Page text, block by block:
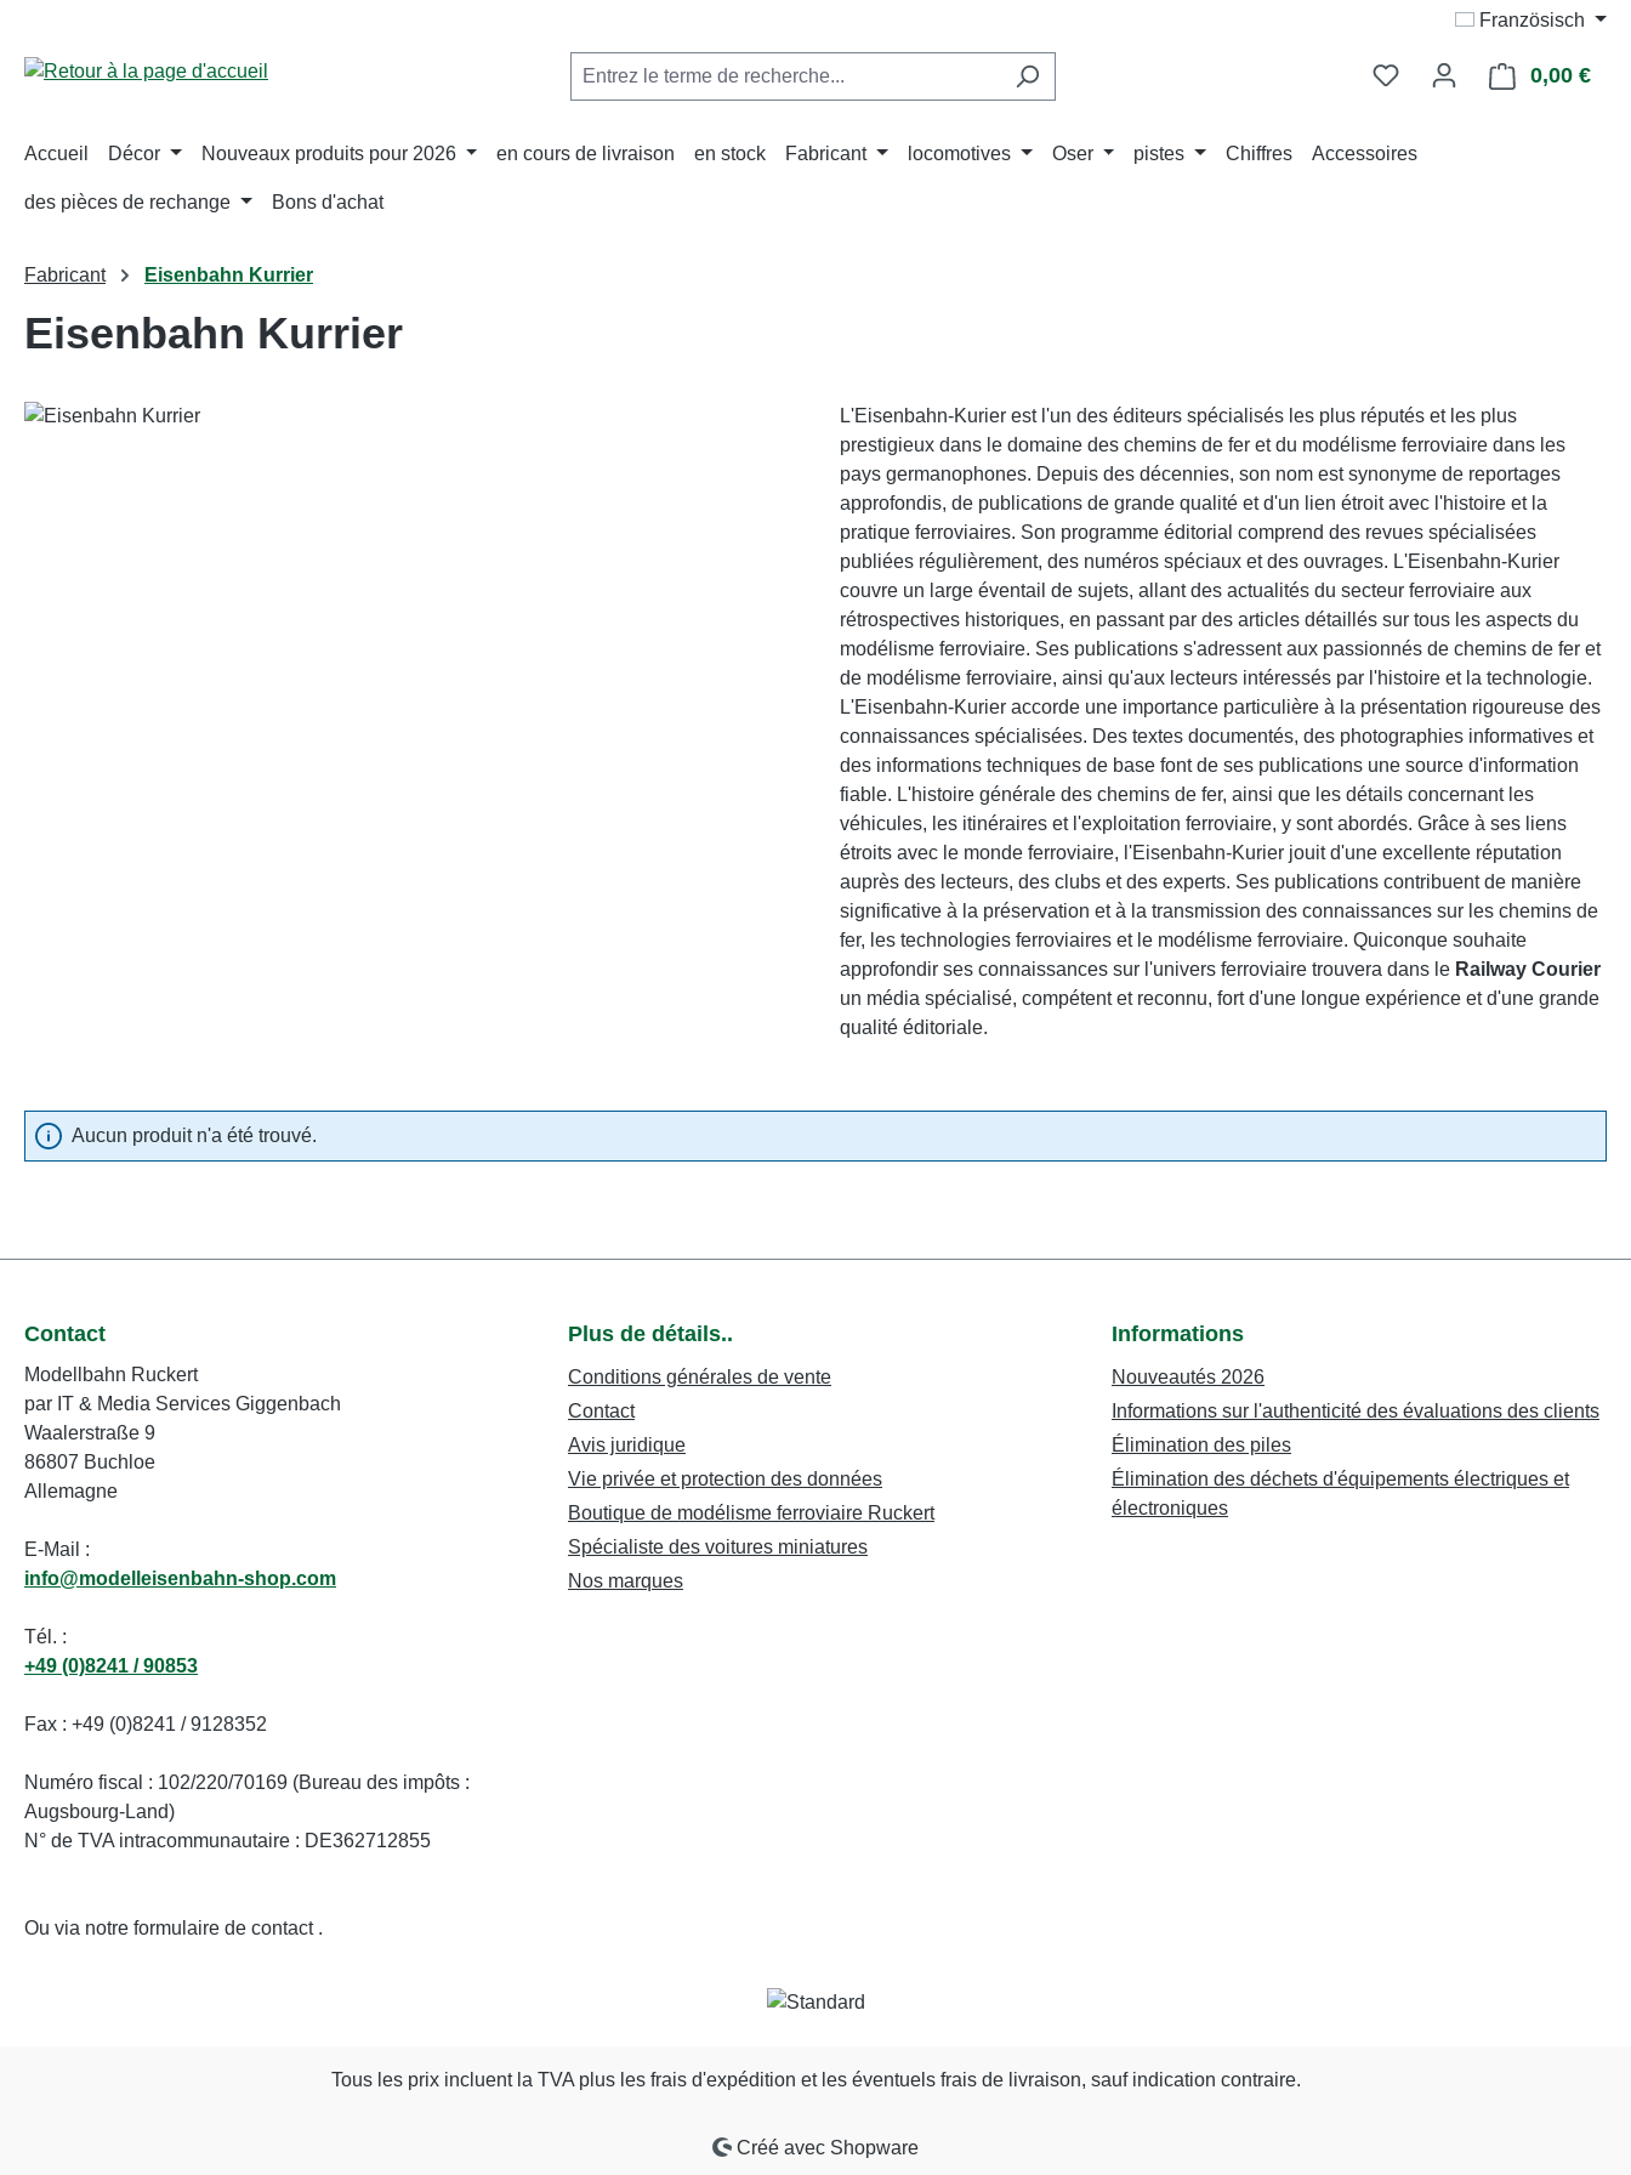
Französisch
0,00 €Le
Accueil Décor Nouveaux produits pour 2026 en cours de livraison en stock Fabricant locomotives Oser pistes Chiffres Accessoires
des pièces de rechange Bons d'achat
Fabricant Eisenbahn Kurrier
Eisenbahn Kurrier
L'Eisenbahn-Kurier est l'un des éditeurs spécialisés les plus réputés et les plus
prestigieux dans le domaine des chemins de fer et du modélisme ferroviaire dans les
pays germanophones. Depuis des décennies, son nom est synonyme de reportages
approfondis, de publications de grande qualité et d'un lien étroit avec l'histoire et la
pratique ferroviaires. Son programme éditorial comprend des revues spécialisées
publiées régulièrement, des numéros spéciaux et des ouvrages. L'Eisenbahn-Kurier
couvre un large éventail de sujets, allant des actualités du secteur ferroviaire aux
rétrospectives historiques, en passant par des articles détaillés sur tous les aspects du
modélisme ferroviaire. Ses publications s'adressent aux passionnés de chemins de fer et
de modélisme ferroviaire, ainsi qu'aux lecteurs intéressés par l'histoire et la technologie.
L'Eisenbahn-Kurier accorde une importance particulière à la présentation rigoureuse des
connaissances spécialisées. Des textes documentés, des photographies informatives et
des informations techniques de base font de ses publications une source d'information
fiable. L'histoire générale des chemins de fer, ainsi que les détails concernant les
véhicules, les itinéraires et l'exploitation ferroviaire, y sont abordés. Grâce à ses liens
étroits avec le monde ferroviaire, l'Eisenbahn-Kurier jouit d'une excellente réputation
auprès des lecteurs, des clubs et des experts. Ses publications contribuent de manière
significative à la préservation et à la transmission des connaissances sur les chemins de
fer, les technologies ferroviaires et le modélisme ferroviaire. Quiconque souhaite
approfondir ses connaissances sur l'univers ferroviaire trouvera dans le Railway Courier
un média spécialisé, compétent et reconnu, fort d'une longue expérience et d'une grande
qualité éditoriale.
Aucun produit n'a été trouvé.
Contact
Modellbahn Ruckert
par IT & Media Services Giggenbach
Waalerstraße 9
86807 Buchloe
Allemagne
E-Mail :
info@modelleisenbahn-shop.com
Tél. :
+49 (0)8241 / 90853
Fax : +49 (0)8241 / 9128352
Numéro fiscal : 102/220/70169 (Bureau des impôts :
Augsbourg-Land)
N° de TVA intracommunautaire : DE362712855
Ou via notre formulaire de contact .
Plus de détails..
Conditions générales de vente
Contact
Avis juridique
Vie privée et protection des données
Boutique de modélisme ferroviaire Ruckert
Spécialiste des voitures miniatures
Nos marques
Informations
Nouveautés 2026
Informations sur l'authenticité des évaluations des clients
Élimination des piles
Élimination des déchets d'équipements électriques et
électroniques
Tous les prix incluent la TVA plus les frais d'expédition et les éventuels frais de livraison, sauf indication contraire.
Créé avec Shopware